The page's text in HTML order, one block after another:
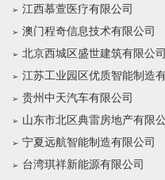
江西慕萱医疗有限公司
澳门程奇信息技术有限公司
北京西城区盛世建筑有限公司
江苏工业园区优质智能制造
贵州中天汽车有限公司
山东市北区典雷房地产有限
宁夏远航智能制造有限公司
台湾琪祥新能源有限公司